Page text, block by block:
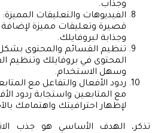
وجذاب.
الفيديوهات والتعليقات
قصيرة وتعليقات مميزة
وجذابة لبروفايلك.
تنظيم القسائم والمحتوى
المحتوى في بروفايلك وتنظيم
وسهل الاستخدام.
ردود الأفعال والتفاعل مع
مع المتابعين واستجابة ردود
لإظهار احترافيتك واهتمامك
تذكر، الهدف الأساسي هو جذب